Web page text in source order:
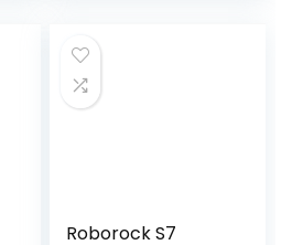
Roborock S7